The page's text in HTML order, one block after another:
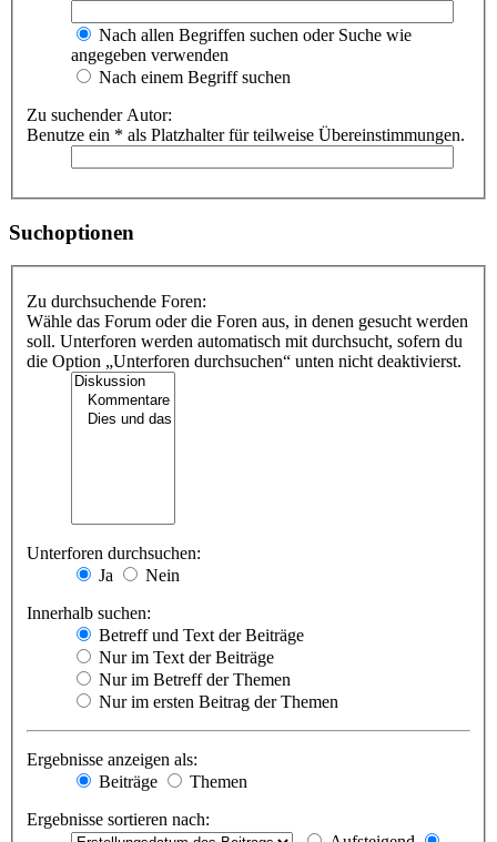
Nach allen Begriffen suchen oder Suche wie
angegeben verwenden
Nach einem Begriff suchen
Zu suchender Autor:
Benutze ein * als Platzhalter für teilweise Übereinstimmungen.
Suchoptionen
Zu durchsuchende Foren:
Wähle das Forum oder die Foren aus, in denen gesucht werden
soll. Unterforen werden automatisch mit durchsucht, sofern du
die Option „Unterforen durchsuchen“ unten nicht deaktivierst.
Unterforen durchsuchen:
Ja
Nein
Innerhalb suchen:
Betreff und Text der Beiträge
Nur im Text der Beiträge
Nur im Betreff der Themen
Nur im ersten Beitrag der Themen
Ergebnisse anzeigen als:
Beiträge
Themen
Ergebnisse sortieren nach: